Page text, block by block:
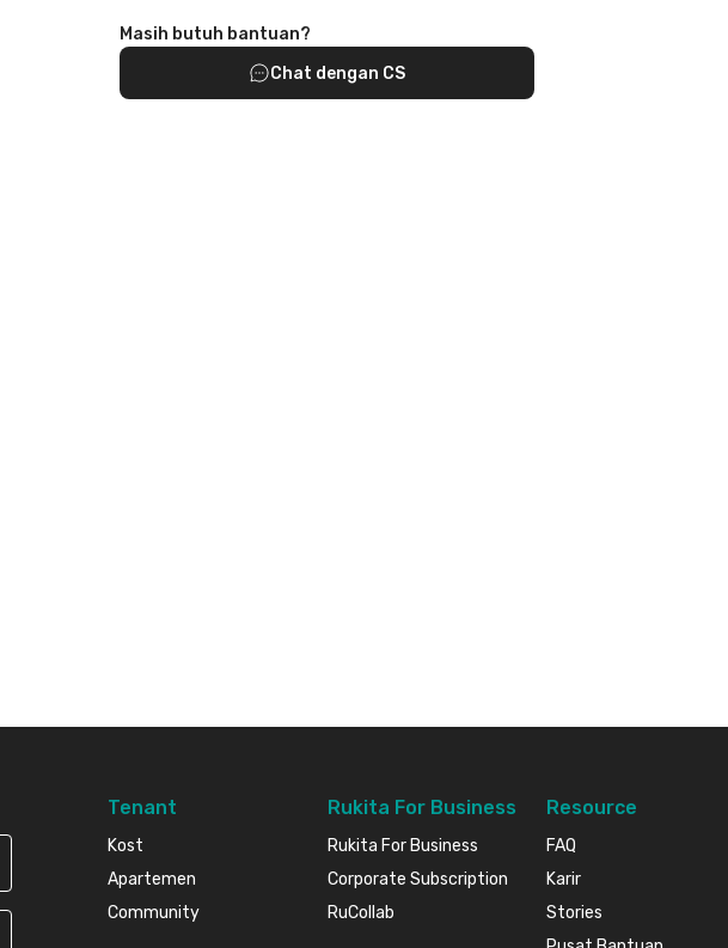
Masih butuh bantuan?
Chat dengan CS
Tenant
Kost
Apartemen
Community
Rukita For Business
Rukita For Business
Corporate Subscription
RuCollab
Resource
FAQ
Karir
Stories